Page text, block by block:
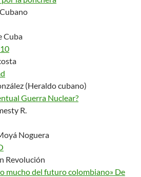
Cuba
(Heraldo cubano)
Guerra Nuclear?
R.
Noguera
Revolución
mucho del futuro colombiano» De